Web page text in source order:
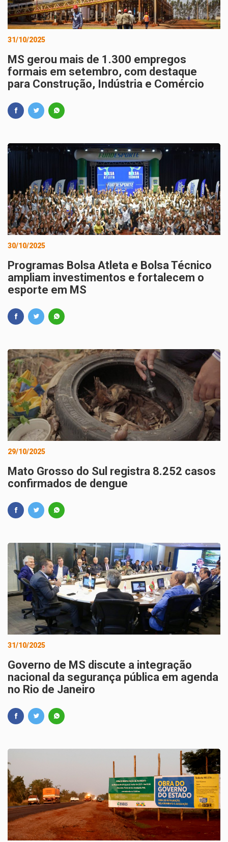
31/10/2025
MS gerou mais de 1.300 empregos
formais em setembro, com destaque
para Construção, Indústria e Comércio
30/10/2025
Programas Bolsa Atleta e Bolsa Técnico
ampliam investimentos e fortalecem o
esporte em MS
29/10/2025
Mato Grosso do Sul registra 8.252 casos
confirmados de dengue
31/10/2025
Governo de MS discute a integração
nacional da segurança pública em agenda
no Rio de Janeiro